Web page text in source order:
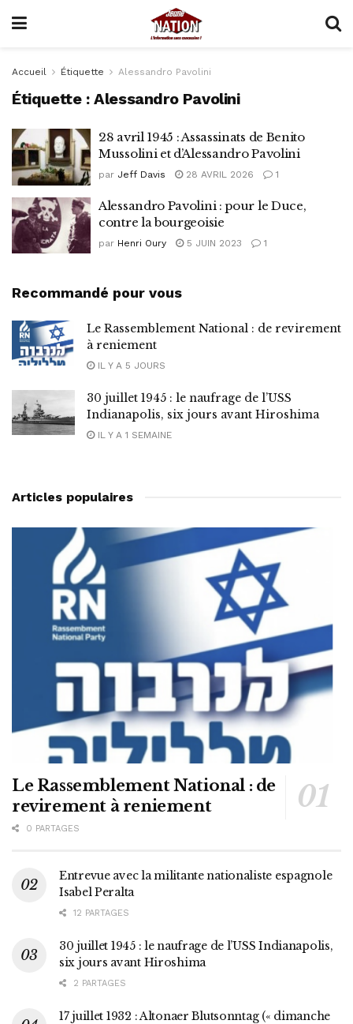
Accueil Étiquette Alessandro Pavolini
Étiquette :Alessandro Pavolini
28 avril 1945 : Assassinats de Benito
Mussolini et d’Alessandro Pavolini
par Jeff Davis 28 AVRIL 2026 1
Alessandro Pavolini : pour le Duce,
contre la bourgeoisie
par Henri Oury 5 JUIN 2023 1
Recommandé pour vous
Le Rassemblement National : de revirement
à reniement
IL Y A 5 JOURS
30 juillet 1945 : le naufrage de l’USS
Indianapolis, six jours avant Hiroshima
IL Y A 1 SEMAINE
Articles populaires
Le Rassemblement National : de
revirement à reniement
0 PARTAGES
Entrevue avec la militante nationaliste espagnole
Isabel Peralta
12 PARTAGES
30 juillet 1945 : le naufrage de l’USS Indianapolis,
six jours avant Hiroshima
2 PARTAGES
17 juillet 1932 : Altonaer Blutsonntag (« dimanche